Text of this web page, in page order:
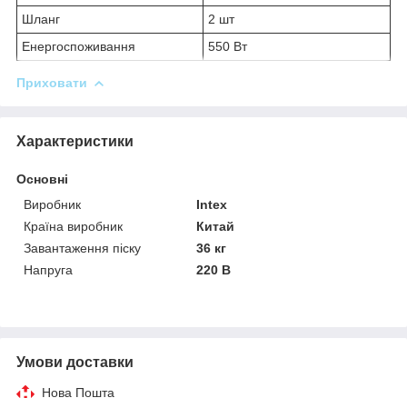
Шланг
2 шт
Енергоспоживання
550 Вт
Приховати
Характеристики
Основні
Виробник
Intex
Країна виробник
Китай
Завантаження піску
36 кг
Напруга
220 В
Умови доставки
Нова Пошта